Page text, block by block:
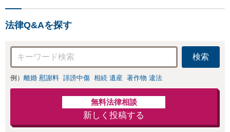
法律Q&Aを探す
検索
例） 離婚 慰謝料 誹謗中傷 相続 遺産 著作物 違法
無料法律相談
新しく投稿する